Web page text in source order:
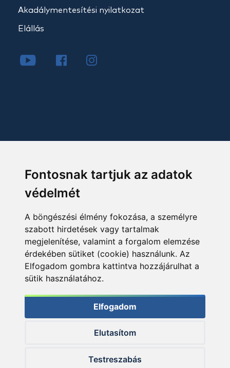
Fontosnak tartjuk az adatok
védelmét
A böngészési élmény fokozása, a személyre
szabott hirdetések vagy tartalmak
megjelenítése, valamint a forgalom elemzése
érdekében sütiket (cookie) használunk. Az
Elfogadom gombra kattintva hozzájárulhat a
sütik használatához.
Elfogadom
Elutasítom
Testreszabás
Akadálymentesítési nyilatkozat
Elállás